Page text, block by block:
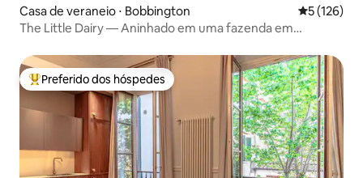
Casa de veraneio ⋅ Bobbington 5 de uma
5 (126)
The Little Dairy — Aninhado em uma fazenda em
Entre os melhores preferidos dos hóspedes
Preferido dos hóspedes